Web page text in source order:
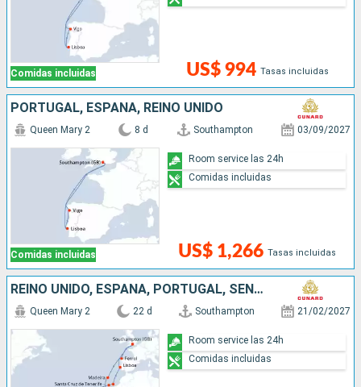
Comidas incluidas US$ 994 Tasas incluidas
PORTUGAL, ESPAÑA, REINO UNIDO
Comidas incluidas
Queen Mary 2 8 d Southampton 03/09/2027
US$ 1,266 Tasas incluidas
Room service las 24h
Comidas incluidas
REINO UNIDO, ESPAÑA, PORTUGAL, SENEGAL, SAN VINCENT Y LAS GRANADINAS
Queen Mary 2 22 d Southampton 21/02/2027
Room service las 24h
Comidas incluidas